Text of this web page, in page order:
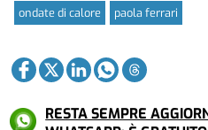
ondate di calore
paola ferrari
RESTA SEMPRE